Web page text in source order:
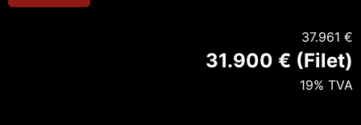
37.961 €
31.900 € (Filet)
19% TVA